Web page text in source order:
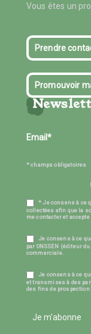
Vous êtes un
Prendre
Promouvoir
* champs obligatoires
* Je consens à ce
collectées afin que la
me contacter et
Je consens à ce
par ONSSEN (éditeur
commerciale.
Je consens à ce
et transmises à des
des fins de
Je m'abonne